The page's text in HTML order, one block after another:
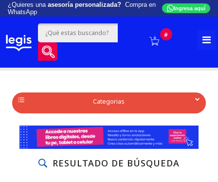
¿Quieres una asesoría personalizada? Compra en
WhatsApp
Ingresa aquí
#
Categorias
RESULTADO DE BÚSQUEDA